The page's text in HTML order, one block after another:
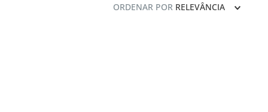
ORDENAR POR RELEVÂNCIA